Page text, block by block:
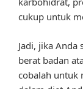
cukup untuk
Jadi, jika
berat badan
cobalah untuk